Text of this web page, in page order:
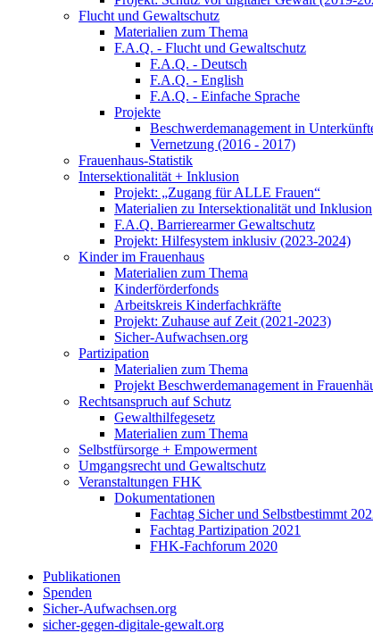
Flucht und Gewaltschutz
Materialien zum Thema
F.A.Q. - Flucht und Gewaltschutz
F.A.Q. - Deutsch
F.A.Q. - English
F.A.Q. - Einfache Sprache
Projekte
Beschwerdemanagement in
Vernetzung (2016 - 2017)
Frauenhaus-Statistik
Intersektionalität + Inklusion
Projekt: „Zugang für ALLE Frauen“
Materialien zu Intersektionalität und Inklusion
F.A.Q. Barrierearmer Gewaltschutz
Projekt: Hilfesystem inklusiv (2023-2024)
Kinder im Frauenhaus
Materialien zum Thema
Kinderförderfonds
Arbeitskreis Kinderfachkräfte
Projekt: Zuhause auf Zeit (2021-2023)
Sicher-Aufwachsen.org
Partizipation
Materialien zum Thema
Projekt Beschwerdemanagement in
Rechtsanspruch auf Schutz
Gewalthilfegesetz
Materialien zum Thema
Selbstfürsorge + Empowerment
Umgangsrecht und Gewaltschutz
Veranstaltungen FHK
Dokumentationen
Fachtag Sicher und Selbstbestimmt
Fachtag Partizipation 2021
FHK-Fachforum 2020
Publikationen
Spenden
Sicher-Aufwachsen.org
sicher-gegen-digitale-gewalt.org